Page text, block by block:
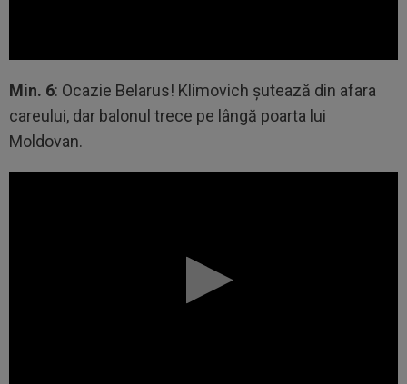
Min. 6: Ocazie Belarus! Klimovich șutează din afara
careului, dar balonul trece pe lângă poarta lui
Moldovan.